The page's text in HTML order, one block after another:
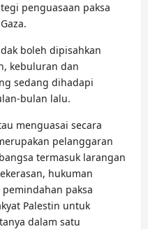
penguasaan paksa
boleh dipisahkan
kebuluran dan
sedang dihadapi
bulan lalu.
menguasai secara
pelanggaran
termasuk larangan
hukuman
paksa
Palestin untuk
dalam satu